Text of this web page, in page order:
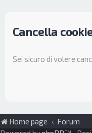
Cancella
Sei sicuro di volere
Home page
Forum